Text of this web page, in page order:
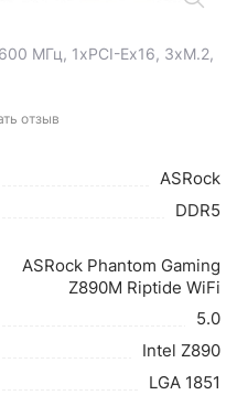
МГц, 1xPCI-Ex16, 3xM.2,
отзыв
ASRock
DDR5
ASRock Phantom Gaming
Z890M Riptide WiFi
5.0
Intel Z890
LGA 1851